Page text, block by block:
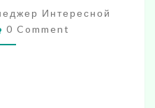
АСТРАХАНИ
Интересной
Comments
0 Comment